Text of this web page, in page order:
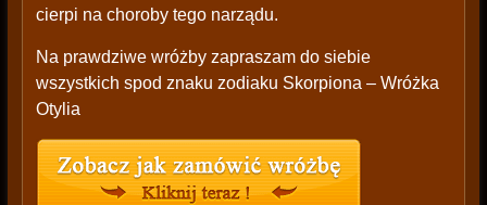
cierpi na choroby tego narządu.
Na prawdziwe wróżby zapraszam do siebie
wszystkich spod znaku zodiaku Skorpiona – Wróżka
Otylia